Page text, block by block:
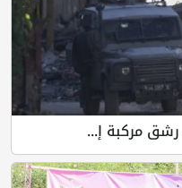
مركبة إ...